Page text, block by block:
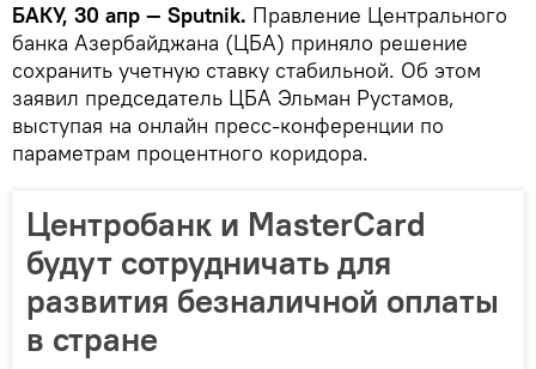
БАКУ, 30 апр — Sputnik. Правление Центрального
банка Азербайджана (ЦБА) приняло решение
сохранить учетную ставку стабильной. Об этом
заявил председатель ЦБА Эльман Рустамов,
выступая на онлайн пресс-конференции по
параметрам процентного коридора.
Центробанк и MasterCard
будут сотрудничать для
развития безналичной оплаты
в стране